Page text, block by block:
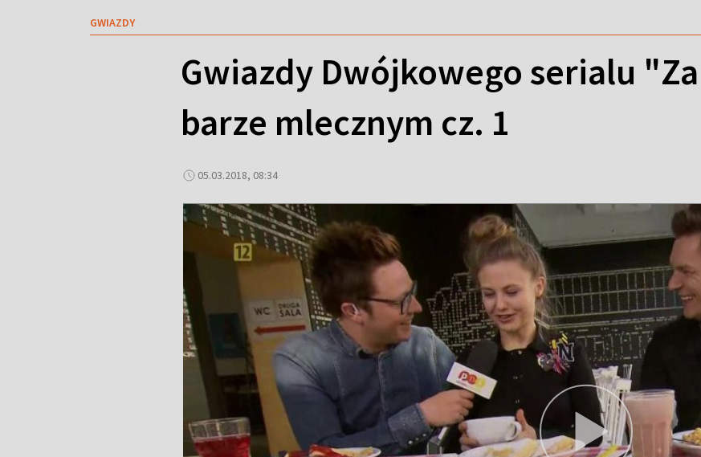
GWIAZDY
Gwiazdy Dwójkowego serialu
barze mlecznym cz. 1
05.03.2018, 08:34